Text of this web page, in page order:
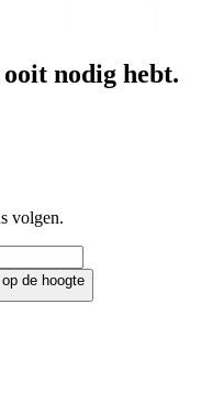
nodig hebt.
volgen.
de hoogte